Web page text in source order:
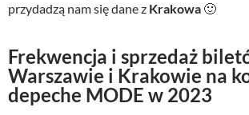
przydadzą nam się dane z Krakowa 🙂
Frekwencja i sprzedaż
Warszawie i Krakowie na
depeche MODE w 2023